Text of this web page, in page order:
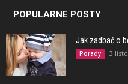
POPULARNE POSTY
Jak zadbać o
Porady 3